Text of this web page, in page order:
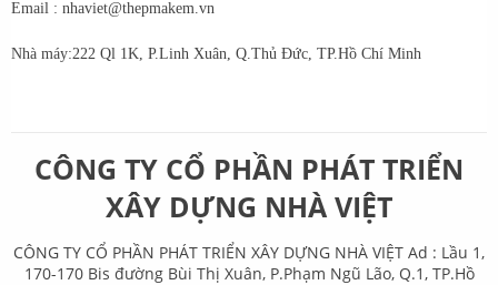
Email : nhaviet@thepmakem.vn
Nhà máy:222 Ql 1K, P.Linh Xuân, Q.Thủ Đức, TP.Hồ Chí Minh
CÔNG TY CỔ PHẦN PHÁT TRIỂN
XÂY DỰNG NHÀ VIỆT
CÔNG TY CỔ PHẦN PHÁT TRIỂN XÂY DỰNG NHÀ VIỆT Ad : Lầu 1,
170-170 Bis đường Bùi Thị Xuân, P.Phạm Ngũ Lão, Q.1, TP.Hồ